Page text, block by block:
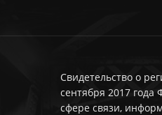
Свидетельство о
сентября 2017 года
сфере связи,